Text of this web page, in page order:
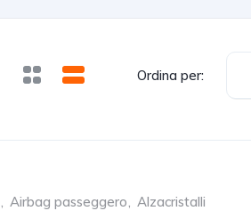
Ordina per:
, Airbag passeggero, Alzacristalli